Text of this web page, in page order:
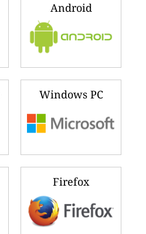
Android
Windows PC
Firefox